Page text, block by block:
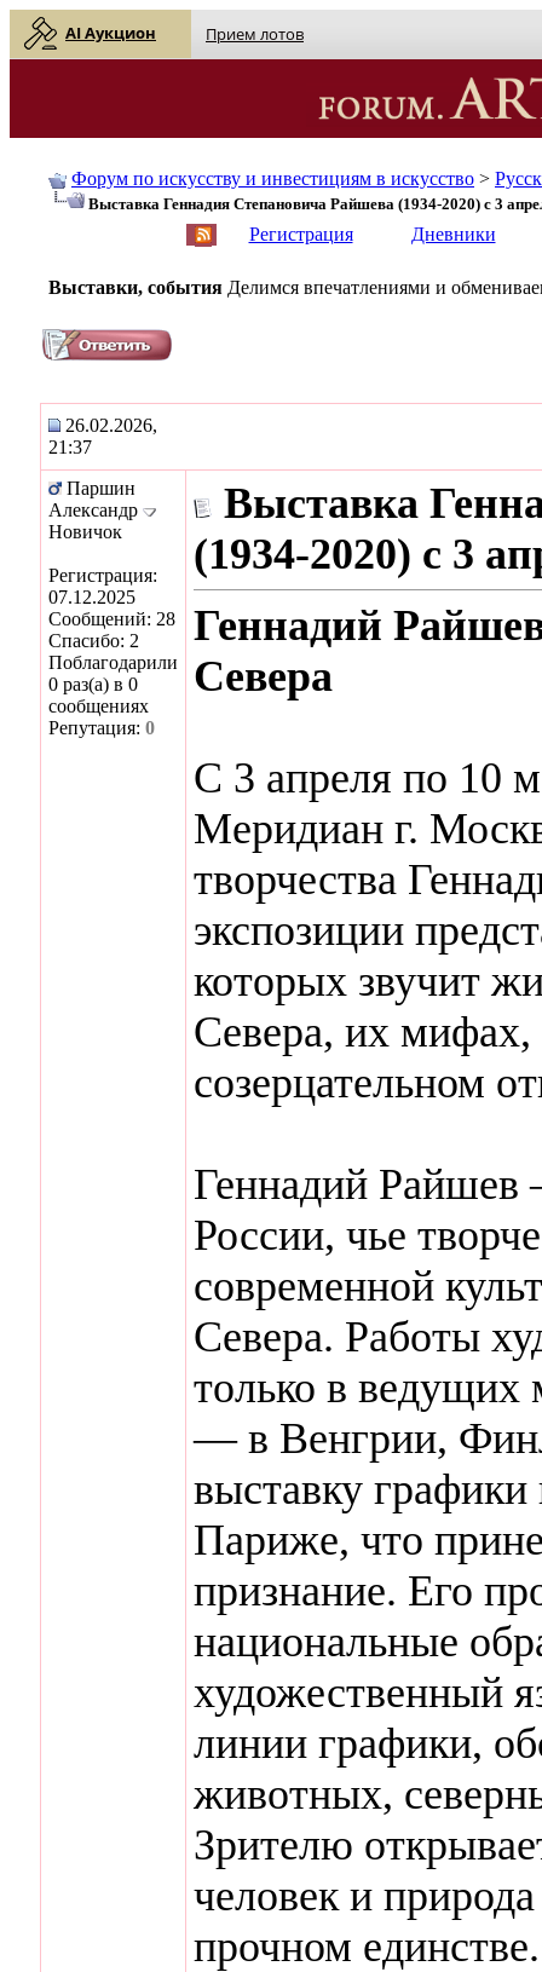
AI Аукцион Прием лотов
Форум по искусству и инвестициям в искусство >
Выставка Геннадия Степановича Райшева (1934-2020) с 3
Регистрация Дневники
Выставки, события Делимся впечатлениями и
26.02.2026,
21:37
Паршин
Александр
Новичок
Регистрация:
07.12.2025
Сообщений: 28
Спасибо: 2
Поблагодарили
0 раз(а) в 0
сообщениях
Репутация: 0
Выставка
(1934-2020) с 3
Геннадий
Севера
С 3 апреля по 10
Меридиан г.
творчества
экспозиции
которых звучит
Севера, их
созерцательном
Геннадий
России, чье
современной
Севера. Работы
только в ведущих
— в Венгрии,
выставку
Париже, что
признание. Его
национальные
художественный
линии графики,
животных,
Зрителю
человек и
прочном единстве.